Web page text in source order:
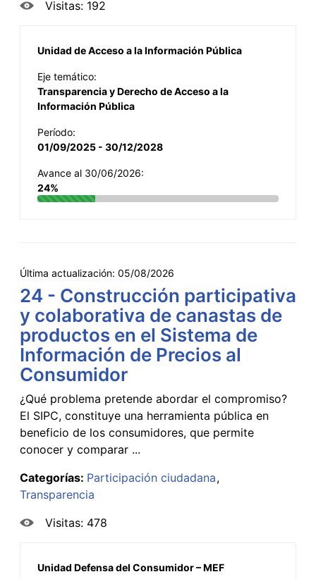
Visitas: 192
Unidad de Acceso a la Información Pública
Eje temático:
Transparencia y Derecho de Acceso a la
Información Pública
Período:
01/09/2025 - 30/12/2028
Avance al 30/06/2026:
24%
Última actualización: 05/08/2026
24 - Construcción participativa
y colaborativa de canastas de
productos en el Sistema de
Información de Precios al
Consumidor
¿Qué problema pretende abordar el compromiso?
El SIPC, constituye una herramienta pública en
beneficio de los consumidores, que permite
conocer y comparar ...
Categorías: Participación ciudadana
Transparencia
Visitas: 478
Unidad Defensa del Consumidor – MEF